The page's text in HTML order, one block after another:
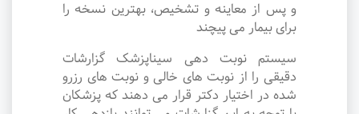
و پس از معاینه و تشخیص، بهترین نسخه را
برای بیمار می پیچند
سیستم نوبت دهی سیناپزشک گزارشات
دقیقی را از نوبت های خالی و نوبت های رزرو
شده در اختیار دکتر قرار می دهند که پزشکان